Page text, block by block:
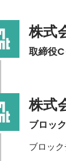
株式
取締役
株式
ブロッ
ブロッ